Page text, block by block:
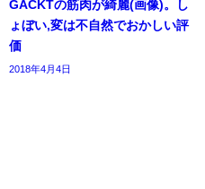
GACKTの筋肉が綺麗(画像)。し
ょぼい,変は不自然でおかしい評
価
2018年4月4日